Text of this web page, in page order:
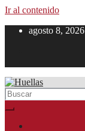
Ir al contenido
agosto 8, 2026